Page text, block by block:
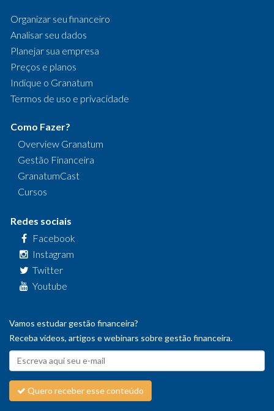
Organizar seu financeiro
Analisar seu dados
Planejar sua empresa
Preços e planos
Indique o Granatum
Termos de uso e privacidade
Como Fazer?
Overview Granatum
Gestão Financeira
GranatumCast
Cursos
Redes sociais
Facebook
Instagram
Twitter
Youtube
Vamos estudar gestão financeira?
Receba vídeos, artigos e webinars sobre gestão financeira.
Quero receber esse conteúdo